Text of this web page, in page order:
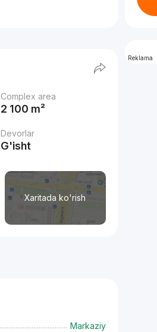
Complex area
2 100 m²
Devorlar
G'isht
Xaritada ko'rish
Markaziy
Reklama